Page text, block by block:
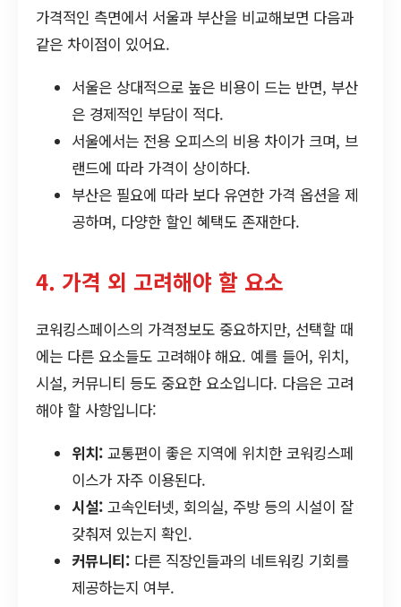
가격적인 측면에서 서울과 부산을 비교해보면 다음과
같은 차이점이 있어요.
서울은 상대적으로 높은 비용이 드는 반면, 부산
은 경제적인 부담이 적다.
서울에서는 전용 오피스의 비용 차이가 크며, 브
랜드에 따라 가격이 상이하다.
부산은 필요에 따라 보다 유연한 가격 옵션을 제
공하며, 다양한 할인 혜택도 존재한다.
4. 가격 외 고려해야 할 요소
코워킹스페이스의 가격정보도 중요하지만, 선택할 때
에는 다른 요소들도 고려해야 해요. 예를 들어, 위치,
시설, 커뮤니티 등도 중요한 요소입니다. 다음은 고려
해야 할 사항입니다:
위치: 교통편이 좋은 지역에 위치한 코워킹스페
이스가 자주 이용된다.
시설: 고속인터넷, 회의실, 주방 등의 시설이 잘
갖춰져 있는지 확인.
커뮤니티: 다른 직장인들과의 네트워킹 기회를
제공하는지 여부.